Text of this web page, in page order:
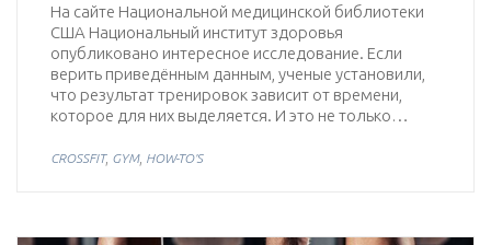
На сайте Национальной медицинской библиотеки
США Национальный институт здоровья
опубликовано интересное исследование. Если
верить приведённым данным, ученые установили,
что результат тренировок зависит от времени,
которое для них выделяется. И это не только…
CROSSFIT, GYM, HOW-TO'S